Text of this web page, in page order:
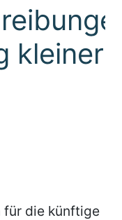
kleiner
für die künftige